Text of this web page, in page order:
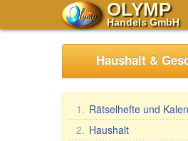
OLYMP
Handels GmbH
Haushalt &
1. Rätselhefte und
2. Haushalt